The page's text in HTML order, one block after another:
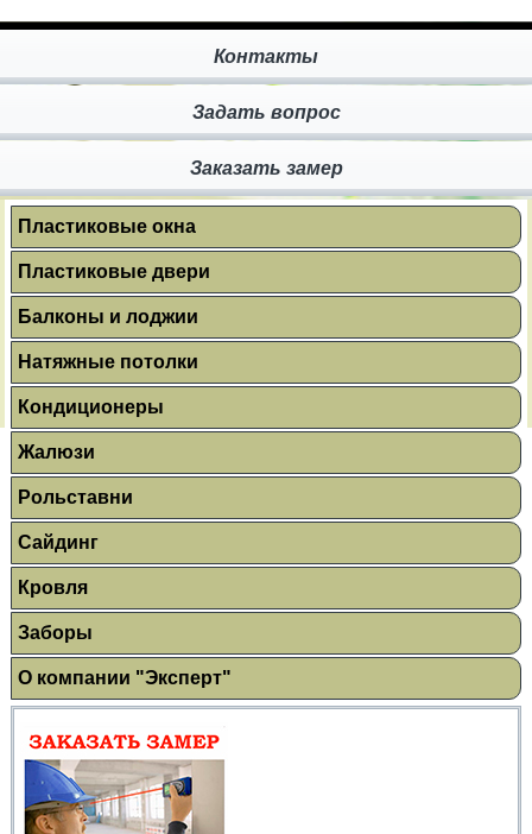
Контакты
Задать вопрос
Заказать замер
Пластиковые окна
Пластиковые двери
Балконы и лоджии
Натяжные потолки
Кондиционеры
Жалюзи
Рольставни
Сайдинг
Кровля
Заборы
О компании "Эксперт"